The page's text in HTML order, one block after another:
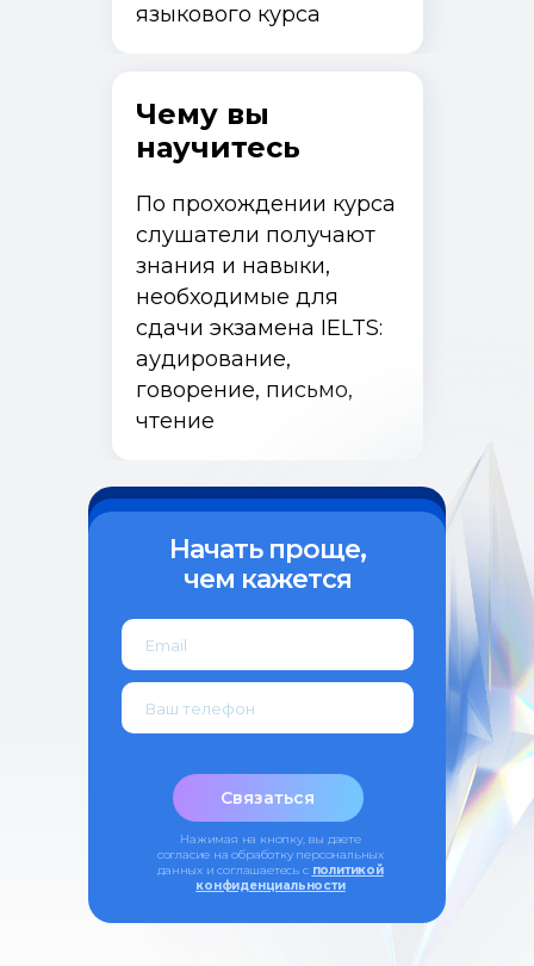
языкового курса
Чему вы
научитесь
По прохождении курса
слушатели получают
знания и навыки,
необходимые для
сдачи экзамена IELTS:
аудирование,
говорение, письмо,
чтение
Начать проще,
чем кажется
Связаться
Нажимая на кнопку, вы даете
согласие на обработку персональных
данных и соглашаетесь c политикой
конфиденциальности
Записаться
Об институте
медицинский университет
Политика конфиденциальности
Сведения об образовательной
ipo@samsmu.ru
+7 (846) 374-10-04 (доб. 4103)
+7 927 260-15-56
Истории выпускников
Специалистам с медицинским образованием
Специалистам без медицинского образования